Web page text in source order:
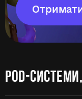
POD-